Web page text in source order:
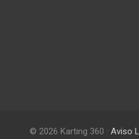
© 2026 Karting 360 · Aviso